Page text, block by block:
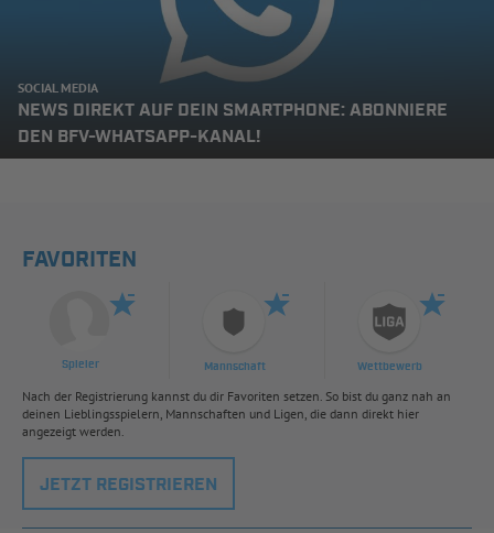
SOCIAL MEDIA
NEWS DIREKT AUF DEIN SMARTPHONE: ABONNIERE
DEN BFV-WHATSAPP-KANAL!
FAVORITEN
Spieler Mannschaft Wettbewerb
Nach der Registrierung kannst du dir Favoriten setzen. So bist du ganz nah an
deinen Lieblingsspielern, Mannschaften und Ligen, die dann direkt hier
angezeigt werden.
JETZT REGISTRIEREN